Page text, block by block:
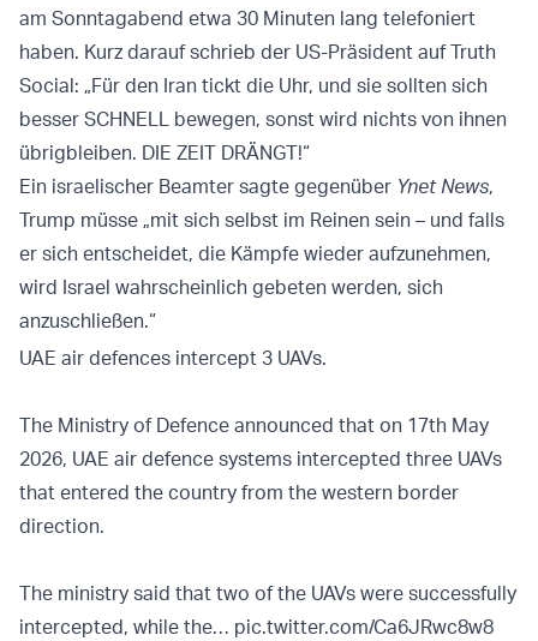
am Sonntagabend etwa 30 Minuten lang telefoniert
haben. Kurz darauf schrieb der US-Präsident auf Truth
Social: „Für den Iran tickt die Uhr, und sie sollten sich
besser SCHNELL bewegen, sonst wird nichts von ihnen
übrigbleiben. DIE ZEIT DRÄNGT!“
Ein israelischer Beamter sagte gegenüber Ynet News,
Trump müsse „mit sich selbst im Reinen sein – und falls
er sich entscheidet, die Kämpfe wieder aufzunehmen,
wird Israel wahrscheinlich gebeten werden, sich
anzuschließen.“
UAE air defences intercept 3 UAVs.
The Ministry of Defence announced that on 17th May
2026, UAE air defence systems intercepted three UAVs
that entered the country from the western border
direction.
The ministry said that two of the UAVs were successfully
intercepted, while the… pic.twitter.com/Ca6JRwc8w8